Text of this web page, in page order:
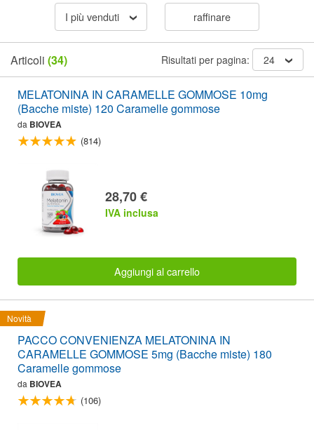
I più venduti raffinare
Articoli (34) Risultati per pagina: 24
MELATONINA IN CARAMELLE GOMMOSE 10mg
(Bacche miste) 120 Caramelle gommose
da BIOVEA
(814)
28,70 €
IVA inclusa
Aggiungi al carrello
Novità
PACCO CONVENIENZA MELATONINA IN
CARAMELLE GOMMOSE 5mg (Bacche miste) 180
Caramelle gommose
da BIOVEA
(106)